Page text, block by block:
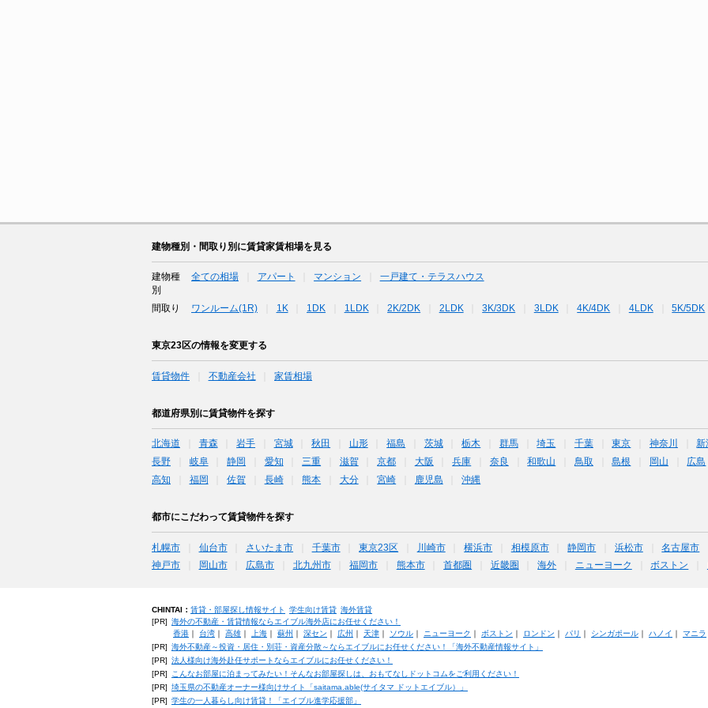
建物種別・間取り別に賃貸家賃相場を見る
建物種
別
全ての相場 アパート マンション 一戸建て・テラスハウス
間取り ワンルーム(1R) 1K 1DK 1LDK 2K/2DK 2LDK 3K/3DK 3LDK 4K/4DK 4LDK 5K/5DK
東京23区の情報を変更する
賃貸物件 不動産会社 家賃相場
都道府県別に賃貸物件を探す
北海道 青森 岩手 宮城 秋田 山形 福島 茨城 栃木 群馬 埼玉 千葉 東京 神奈川 新
長野
岐阜 静岡 愛知 三重 滋賀 京都 大阪 兵庫 奈良 和歌山 鳥取 島根 岡山 広島
高知
福岡 佐賀 長崎 熊本 大分 宮崎 鹿児島 沖縄
都市にこだわって賃貸物件を探す
札幌市 仙台市 さいたま市 千葉市 東京23区 川崎市 横浜市 相模原市 静岡市 浜松市 名古屋市
神戸市
岡山市 広島市 北九州市 福岡市 熊本市 首都圏 近畿圏 海外 ニューヨーク ボストン
CHINTAI： 賃貸・部屋探し情報サイト 学生向け賃貸 海外賃貸
[PR] 海外の不動産・賃貸情報ならエイブル海外店にお任せください！
香港｜ 台湾｜ 高雄｜ 上海｜ 蘇州 深セン 広州 天津｜ ソウル｜ ニューヨーク ボストン ロンドン パリ シンガポール｜ ハノイ マニラ
[PR] 海外不動産～投資・居住・別荘・資産分散～ならエイブルにお任せください！「海外不動産情報サイト」
[PR] 法人様向け海外赴任サポートならエイブルにお任せください！
[PR]
こんなお部屋に泊まってみたい！そんなお部屋探しは、おもてなしドットコムをご利用ください！
[PR] 埼玉県の不動産オーナー様向けサイト「saitama.able(サイタマ ドットエイブル）」
[PR] 学生の一人暮らし向け賃貸！「エイブル進学応援部」